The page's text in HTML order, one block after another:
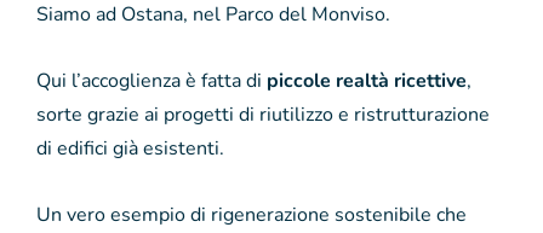
Siamo ad Ostana, nel Parco del Monviso.
Qui l’accoglienza è fatta di piccole realtà ricettive,
sorte grazie ai progetti di riutilizzo e ristrutturazione
di edifici già esistenti.
Un vero esempio di rigenerazione sostenibile che